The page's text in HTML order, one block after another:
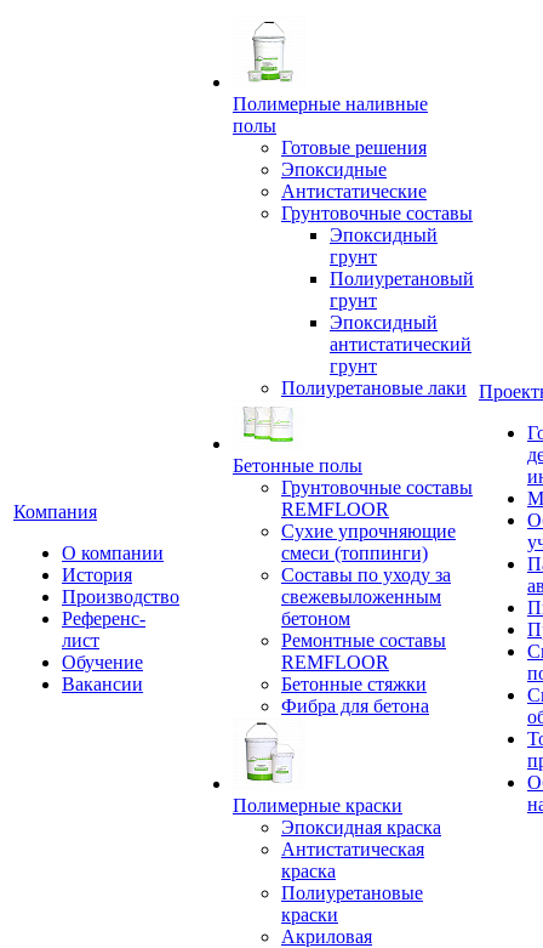
Компания
О компании
История
Производство
Референс-
лист
Обучение
Вакансии
Полимерные наливные
полы
Готовые решения
Эпоксидные
Антистатические
Грунтовочные составы
Эпоксидный
грунт
Полиуретановый
грунт
Эпоксидный
антистатический
грунт
Полиуретановые лаки
Бетонные полы
Грунтовочные составы
REMFLOOR
Сухие упрочняющие
смеси (топпинги)
Составы по уходу за
свежевыложенным
бетоном
Ремонтные составы
REMFLOOR
Бетонные стяжки
Фибра для бетона
Полимерные краски
Эпоксидная краска
Антистатическая
краска
Полиуретановые
краски
Акриловая